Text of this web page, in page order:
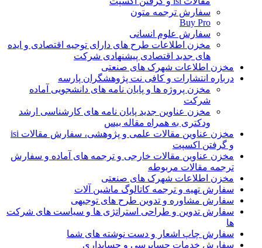
سفارش ترجمه متون
Buy Pro
سفارش علوم انسانی
مخزن اطلاعات طرح های دارای توجیه اقتصادی و ایده
های جدید اقتصادی پیشنهادی شرکت
مخزن اطلاعات شهرک های صنعتی
درباره انتشارات و کافی نت پژوهشگران پارسه
مخزن پروژه ها و پایان نامه های دانشجویی آماده
شرکت
مخزن عناوین جدید پایان نامه های کارشناسی ارشد
ودکتری به همراه مقاله بیس
مخزن عناوین مقالات علمی و پژوهشی، سفارش مقالات isi
و گرفتن اکسپت
مخزن عناوین مقالات خارجی و ترجمه های آماده و سفارش
ترجمه مقالات مربوطه
مخزن اطلاعات شهرک های صنعتی
سفارش تهیه و ترجمه کاتالوگ ماشین آلات
سفارش مشاوره و تدوین طرح های توجیهی
سفارش تدوین و طراحی استراتژی ها و سیاست های شرکت
ها
سفارش چاپ اشعار و دست نوشته های شما
سفارش خدمات حسابرسی و حسابداری